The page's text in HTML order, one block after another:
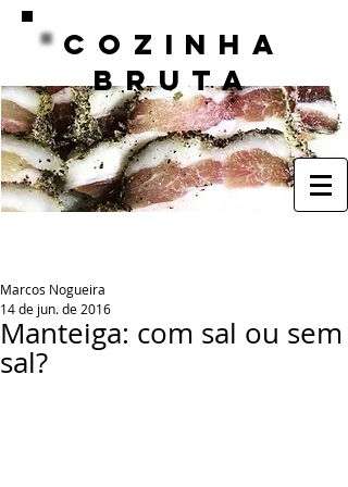
COZINHA
BRUTA
Manteiga: com sal ou sem
sal?
Marcos Nogueira
14 de jun. de 2016